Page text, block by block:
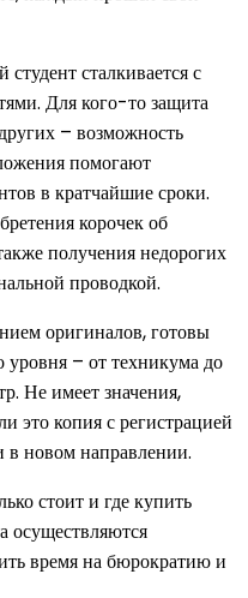
сталкивается с
Для кого-то защита
– возможность
помогают
в кратчайшие сроки.
корочек об
получения недорогих
проводкой.
оригиналов, готовы
– от техникума до
Не имеет значения,
это копия с регистрацией
в новом направлении.
стоит и где купить
осуществляются
время на бюрократию и